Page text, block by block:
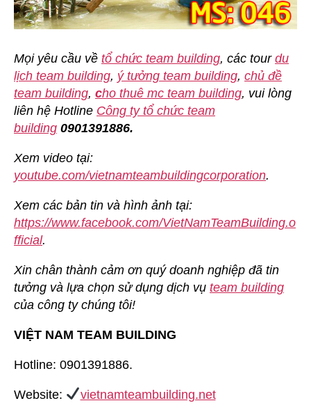
Mọi yêu cầu về tổ chức team building, các tour du
lịch team building, ý tưởng team building, chủ đề
team building, cho thuê mc team building, vui lòng
liên hệ Hotline Công ty tổ chức team
building 0901391886.
Xem video tại:
youtube.com/vietnamteambuildingcorporation.
Xem các bản tin và hình ảnh tại:
https://www.facebook.com/VietNamTeamBuilding.o
fficial.
Xin chân thành cảm ơn quý doanh nghiệp đã tin
tưởng và lựa chọn sử dụng dịch vụ team building
của công ty chúng tôi!
VIỆT NAM TEAM BUILDING
Hotline: 0901391886.
Website: vietnamteambuilding.net